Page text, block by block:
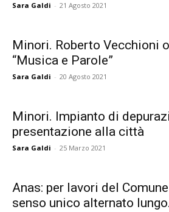
Sara Galdi - 21 Agosto 2021
Minori. Roberto Vecchioni
“Musica e Parole”
Sara Galdi - 20 Agosto 2021
Minori. Impianto di
presentazione alla città
Sara Galdi - 25 Marzo 2021
Anas: per lavori del
senso unico alternato